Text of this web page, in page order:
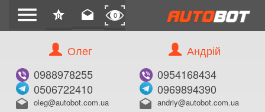
menu star
0 drafts 0
Олег
0988978255
0506722410
drafts oleg@autobot.com.ua
Андрій
0954168434
0969894390
drafts andriy@autobot.com.ua